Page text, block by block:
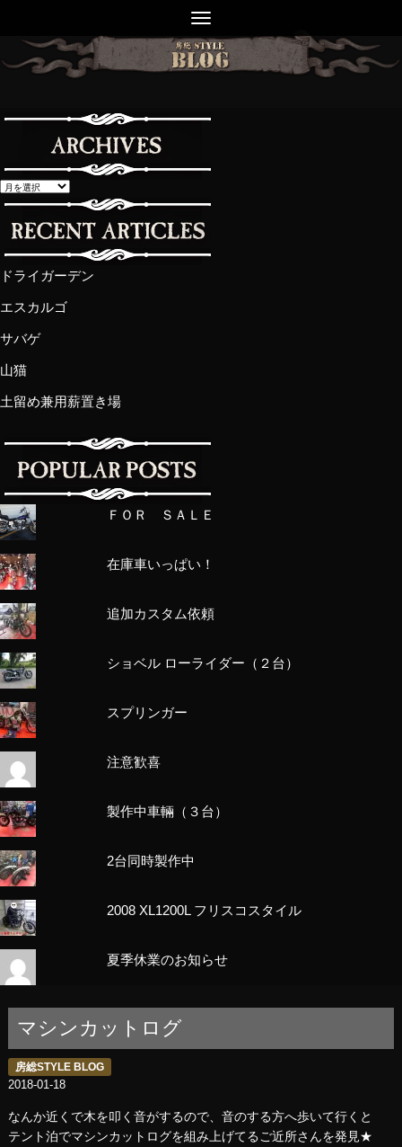
ドライガーデン
エスカルゴ
サバゲ
山猫
土留め兼用薪置き場
ＦＯＲ ＳＡＬＥ
在庫車いっぱい！
追加カスタム依頼
ショベル ローライダー（２台）
スプリンガー
注意歓喜
製作中車輛（３台）
2台同時製作中
2008 XL1200L フリスコスタイル
夏季休業のお知らせ
マシンカットログ
房総STYLE BLOG
2018-01-18
なんか近くで木を叩く音がするので、音のする方へ歩いて行くと
テント泊でマシンカットログを組み上げてるご近所さんを発見★